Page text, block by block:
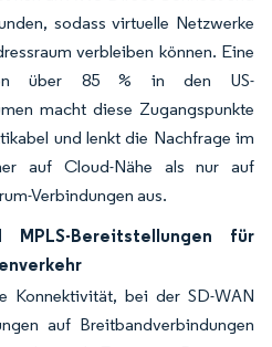
sodass virtuelle Netzwerke
verbleiben können. Eine
von über 85 % in den US-
macht diese Zugangspunkte
und lenkt die Nachfrage im
auf Cloud-Nähe als nur auf
Verbindungen aus.
MPLS-Bereitstellungen für
Konnektivität, bei der SD-WAN
auf Breitbandverbindungen